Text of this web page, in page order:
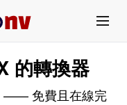
的轉換器
—— 免費且在線完